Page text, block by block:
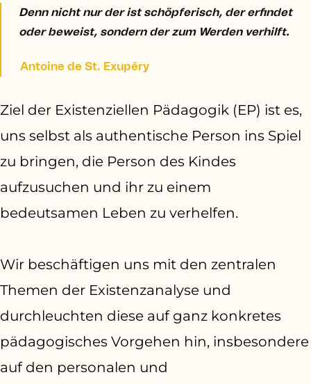
Denn nicht nur der ist schöpferisch, der erfindet
oder beweist, sondern der zum Werden verhilft.
Antoine de St. Exupéry
Ziel der Existenziellen Pädagogik (EP) ist es,
uns selbst als authentische Person ins Spiel
zu bringen, die Person des Kindes
aufzusuchen und ihr zu einem
bedeutsamen Leben zu verhelfen.
Wir beschäftigen uns mit den zentralen
Themen der Existenzanalyse und
durchleuchten diese auf ganz konkretes
pädagogisches Vorgehen hin, insbesondere
auf den personalen und